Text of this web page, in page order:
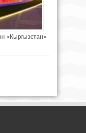
«Кыргызстан»